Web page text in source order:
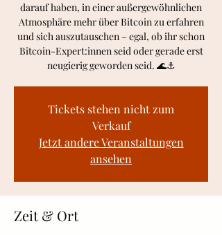
darauf haben, in einer außergewöhnlichen
Atmosphäre mehr über Bitcoin zu erfahren
und sich auszutauschen – egal, ob ihr schon
Bitcoin-Expert:innen seid oder gerade erst
Tickets stehen nicht zum
Verkauf
Jetzt andere Veranstaltungen
ansehen
Zeit & Ort